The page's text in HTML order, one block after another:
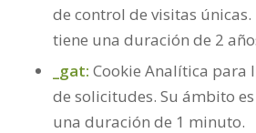
de control de visitas únicas.
tiene una duración de 2
_gat: Cookie Analítica para
de solicitudes. Su ámbito
una duración de 1 minuto.